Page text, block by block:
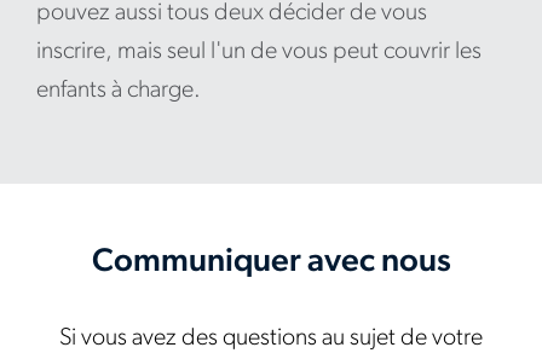
pouvez aussi tous deux décider de vous
inscrire, mais seul l'un de vous peut couvrir les
enfants à charge.
Communiquer avec nous
Si vous avez des questions au sujet de votre